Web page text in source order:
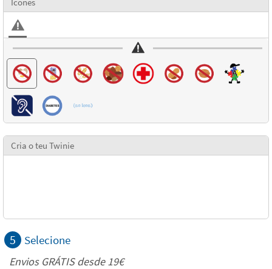
Cria o teu Twinie
5 Selecione
Envios GRÁTIS desde 19€